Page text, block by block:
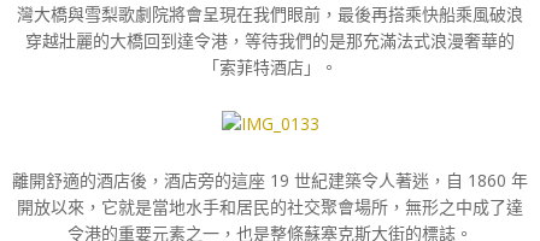
灣大橋與雪梨歌劇院將會呈現在我們眼前，最後再搭乘快船乘風破浪
穿越壯麗的大橋回到達令港，等待我們的是那充滿法式浪漫奢華的
「索菲特酒店」。
離開舒適的酒店後，酒店旁的這座 19 世紀建築令人著迷，自 1860 年
開放以來，它就是當地水手和居民的社交聚會場所，無形之中成了達
令港的重要元素之一，也是整條蘇塞克斯大街的標誌。